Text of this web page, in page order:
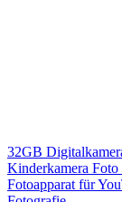
32GB
Kinderkamera
Fotoapparat für